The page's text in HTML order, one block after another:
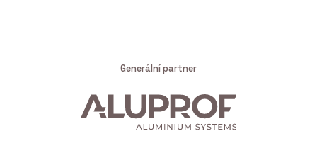
Generální partner